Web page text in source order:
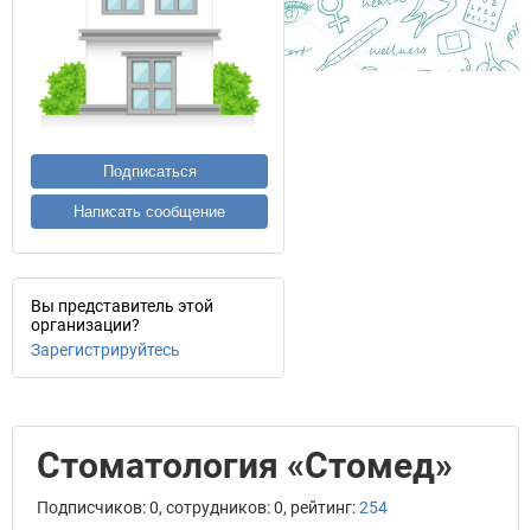
Подписаться
Написать сообщение
Вы представитель этой
организации?
Зарегистрируйтесь
Стоматология «Стомед»
Подписчиков: 0, сотрудников: 0, рейтинг:254